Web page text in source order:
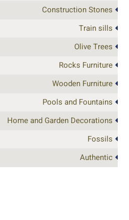
Construction Stones
Train sills
Olive Trees
Rocks Furniture
Wooden Furniture
Pools and Fountains
Home and Garden Decorations
Fossils
Authentic